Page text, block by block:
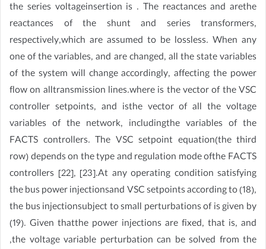
the series voltageinsertion is . The reactances and arethe
reactances of the shunt and series transformers,
respectively,which are assumed to be lossless. When any
one of the variables, and are changed, all the state variables
of the system will change accordingly, affecting the power
flow on alltransmission lines.where is the vector of the VSC
controller setpoints, and isthe vector of all the voltage
variables of the network, includingthe variables of the
FACTS controllers. The VSC setpoint equation(the third
row) depends on the type and regulation mode ofthe FACTS
controllers [22], [23].At any operating condition satisfying
the bus power injectionsand VSC setpoints according to (18),
the bus injectionsubject to small perturbations of is given by
(19). Given thatthe power injections are fixed, that is, and
,the voltage variable perturbation can be solved from the